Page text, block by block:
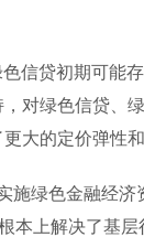
信贷初期可能
对绿色信贷、
大的定价弹性和
绿色金融经济
本上解决了基层